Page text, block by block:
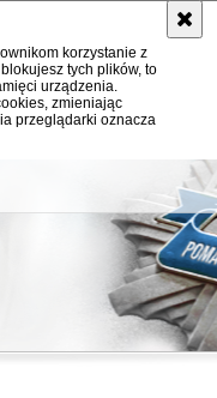
korzystanie z
tych plików, to
urządzenia.
zmieniając
przeglądarki oznacza